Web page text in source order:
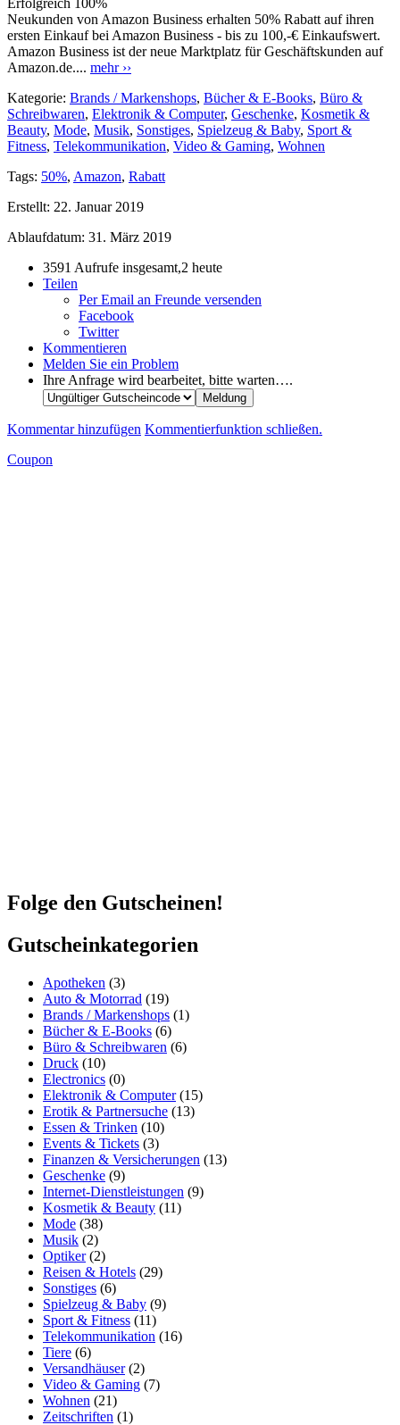
Erfolgreich
100%
Neukunden von Amazon Business erhalten 50% Rabatt auf ihren
ersten Einkauf bei Amazon Business - bis zu 100,-€ Einkaufswert.
Amazon Business ist der neue Marktplatz für Geschäftskunden auf
Amazon.de.... mehr ››
Kategorie: Brands / Markenshops, Bücher & E-Books, Büro &
Schreibwaren, Elektronik & Computer, Geschenke, Kosmetik &
Beauty, Mode, Musik, Sonstiges, Spielzeug & Baby, Sport &
Fitness, Telekommunikation, Video & Gaming, Wohnen
Tags: 50%, Amazon, Rabatt
Erstellt: 22. Januar 2019
Ablaufdatum: 31. März 2019
3591 Aufrufe insgesamt,2 heute
Teilen
Per Email an Freunde versenden
Facebook
Twitter
Kommentieren
Melden Sie ein Problem
Ihre Anfrage wird bearbeitet, bitte warten….
Kommentar hinzufügen Kommentierfunktion schließen.
Coupon
Folge den Gutscheinen!
Gutscheinkategorien
Apotheken (3)
Auto & Motorrad (19)
Brands / Markenshops (1)
Bücher & E-Books (6)
Büro & Schreibwaren (6)
Druck (10)
Electronics (0)
Elektronik & Computer(15)
Erotik & Partnersuche (13)
Essen & Trinken (10)
Events & Tickets (3)
Finanzen & Versicherungen (13)
Geschenke (9)
Internet-Dienstleistungen (9)
Kosmetik & Beauty (11)
Mode (38)
Musik (2)
Optiker(2)
Reisen & Hotels (29)
Sonstiges (6)
Spielzeug & Baby (9)
Sport & Fitness (11)
Telekommunikation (16)
Tiere (6)
Versandhäuser(2)
Video & Gaming (7)
Wohnen (21)
Zeitschriften (1)